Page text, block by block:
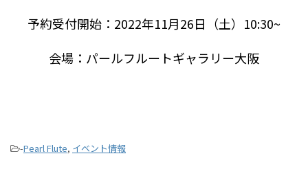
予約受付開始：2022年11月26日（土）10:30~
会場：パールフルートギャラリー大阪
-Pearl Flute, イベント情報